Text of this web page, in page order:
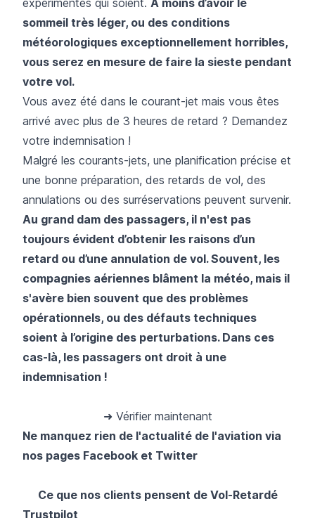
sommeil très léger, ou des conditions
météorologiques exceptionnellement horribles,
vous serez en mesure de faire la sieste pendant
votre vol.
Vous avez été dans le courant-jet mais vous êtes
arrivé avec plus de 3 heures de retard ? Demandez
votre indemnisation !
Malgré les courants-jets, une planification précise et
une bonne préparation, des retards de vol, des
annulations ou des surréservations peuvent survenir.
Au grand dam des passagers, il n'est pas
toujours évident d’obtenir les raisons d’un
retard ou d’une annulation de vol. Souvent, les
compagnies aériennes blâment la météo, mais il
s'avère bien souvent que des problèmes
opérationnels, ou des défauts techniques
soient à l’origine des perturbations. Dans ces
cas-là, les passagers ont droit à une
indemnisation !
➜ Vérifier maintenant
Ne manquez rien de l'actualité de l'aviation via
nos pages Facebook et Twitter
Ce que nos clients pensent de Vol-Retardé
Trustpilot